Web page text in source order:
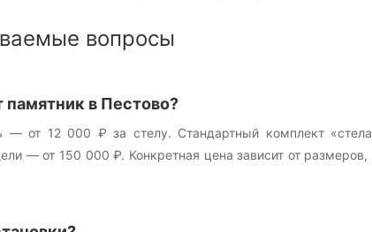
вопросы
памятник в Пестово?
— от 12 000 ₽ за стелу. Стандартный комплект
— от 150 000 ₽. Конкретная цена зависит от